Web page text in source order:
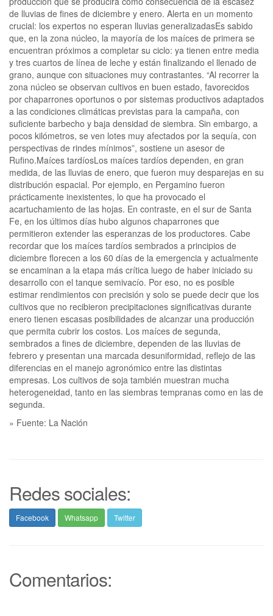
de lluvias de fines de diciembre y enero. Alerta en un momento
crucial: los expertos no esperan lluvias generalizadasEs sabido
que, en la zona núcleo, la mayoría de los maíces de primera se
encuentran próximos a completar su ciclo: ya tienen entre media
y tres cuartos de línea de leche y están finalizando el llenado de
grano, aunque con situaciones muy contrastantes. “Al recorrer la
zona núcleo se observan cultivos en buen estado, favorecidos
por chaparrones oportunos o por sistemas productivos adaptados
a las condiciones climáticas previstas para la campaña, con
suficiente barbecho y baja densidad de siembra. Sin embargo, a
pocos kilómetros, se ven lotes muy afectados por la sequía, con
perspectivas de rindes mínimos”, sostiene un asesor de
Rufino.Maíces tardíosLos maíces tardíos dependen, en gran
medida, de las lluvias de enero, que fueron muy desparejas en su
distribución espacial. Por ejemplo, en Pergamino fueron
prácticamente inexistentes, lo que ha provocado el
acartuchamiento de las hojas. En contraste, en el sur de Santa
Fe, en los últimos días hubo algunos chaparrones que
permitieron extender las esperanzas de los productores. Cabe
recordar que los maíces tardíos sembrados a principios de
diciembre florecen a los 60 días de la emergencia y actualmente
se encaminan a la etapa más crítica luego de haber iniciado su
desarrollo con el tanque semivacío. Por eso, no es posible
estimar rendimientos con precisión y solo se puede decir que los
cultivos que no recibieron precipitaciones significativas durante
enero tienen escasas posibilidades de alcanzar una producción
que permita cubrir los costos. Los maíces de segunda,
sembrados a fines de diciembre, dependen de las lluvias de
febrero y presentan una marcada desuniformidad, reflejo de las
diferencias en el manejo agronómico entre las distintas
empresas. Los cultivos de soja también muestran mucha
heterogeneidad, tanto en las siembras tempranas como en las de
segunda.
» Fuente: La Nación
Redes sociales:
Facebook Whatsapp Twitter
Comentarios: